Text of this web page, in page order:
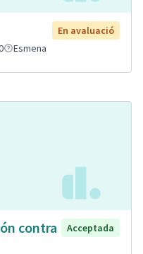
En avaluació
Esmena
contra
Acceptada